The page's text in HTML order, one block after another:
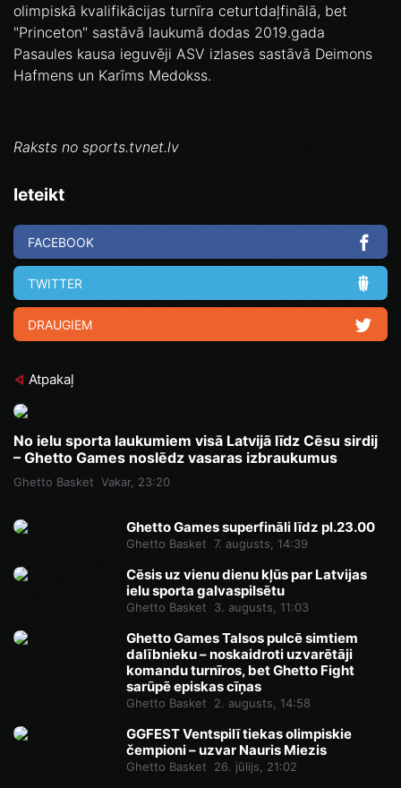
olimpiskā kvalifikācijas turnīra ceturtdaļfinālā, bet
"Princeton" sastāvā laukumā dodas 2019.gada
Pasaules kausa ieguvēji ASV izlases sastāvā Deimons
Hafmens un Karīms Medokss.
Raksts no sports.tvnet.lv
Ieteikt
FACEBOOK
TWITTER
DRAUGIEM
Atpakaļ
No ielu sporta laukumiem visā Latvijā līdz Cēsu sirdij
– Ghetto Games noslēdz vasaras izbraukumus
Ghetto Basket Vakar, 23:20
Ghetto Games superfināli līdz pl.23.00
Ghetto Basket 7. augusts, 14:39
Cēsis uz vienu dienu kļūs par Latvijas
ielu sporta galvaspilsētu
Ghetto Basket 3. augusts, 11:03
Ghetto Games Talsos pulcē simtiem
dalībnieku – noskaidroti uzvarētāji
komandu turnīros, bet Ghetto Fight
sarūpē episkas cīņas
Ghetto Basket 2. augusts, 14:58
GGFEST Ventspilī tiekas olimpiskie
čempioni – uzvar Nauris Miezis
Ghetto Basket 26. jūlijs, 21:02